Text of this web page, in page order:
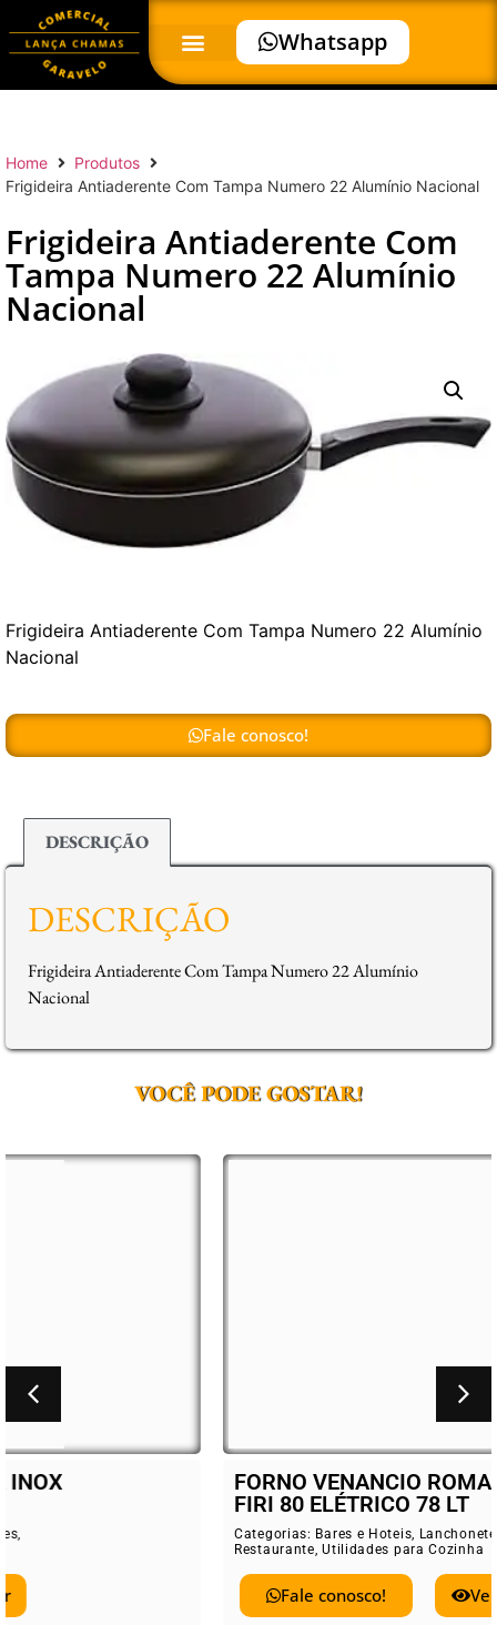
Whatsapp
Home
Produtos
Frigideira Antiaderente Com Tampa Numero 22 Alumínio Nacional
Frigideira Antiaderente Com
Tampa Numero 22 Alumínio
Nacional
Frigideira Antiaderente Com Tampa Numero 22 Alumínio
Nacional
Fale conosco!
DESCRIÇÃO
DESCRIÇÃO
Frigideira Antiaderente Com Tampa Numero 22 Alumínio
Nacional
VOCÊ PODE GOSTAR!
FORNO VENANCIO ROMA INOX
FIRI 80 ELÉTRICO 78 LT
Bares e Hoteis,Lanchonetes,
Utilidades para Cozinha
Ver